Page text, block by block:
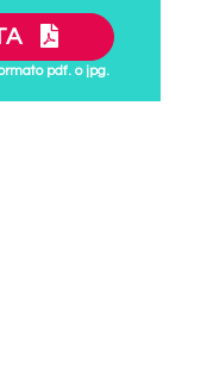
pdf. o jpg.